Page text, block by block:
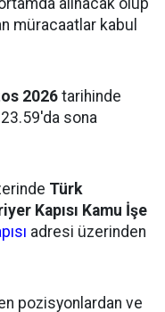
alınacak olup
müracaatlar kabul
2026 tarihinde
sona
Türk
Kapısı Kamu İşe
adresi üzerinden
pozisyonlardan ve